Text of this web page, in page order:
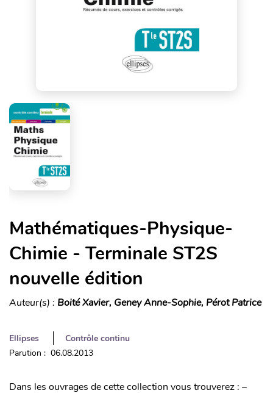
Mathématiques-Physique-
Chimie - Terminale ST2S
nouvelle édition
Auteur(s) : Boité Xavier, Geney Anne-Sophie, Pérot Patrice
Ellipses
Contrôle continu
Parution : 06.08.2013
Dans les ouvrages de cette collection vous trouverez : –